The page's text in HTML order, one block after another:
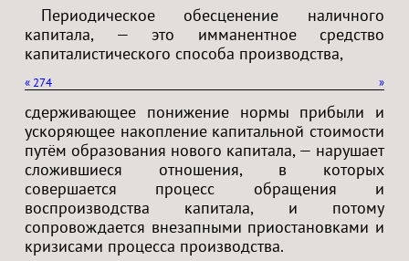
Периодическое обесценение наличного
капитала, — это имманентное средство
капиталистического способа производства,
« »
274
сдерживающее понижение нормы прибыли и
ускоряющее накопление капитальной стоимости
путём образования нового капитала, — нарушает
сложившиеся отношения, в которых
совершается процесс обращения и
воспроизводства капитала, и потому
сопровождается внезапными приостановками и
кризисами процесса производства.